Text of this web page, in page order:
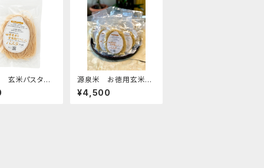
玄米パスタ細
ット】
源泉米 お徳用玄米パ
スタセット【細麺10個】
¥4,500